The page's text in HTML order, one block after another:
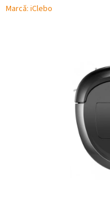
Marcă: iClebo